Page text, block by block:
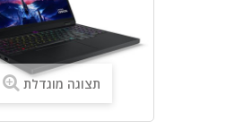
תצוגה מוגדלת